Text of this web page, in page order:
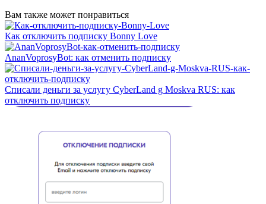
Вам также может понравиться
Как отключить подписку Bonny Love
AnanVoprosyBot: как отменить подписку
Списали деньги за услугу CyberLand g Moskva RUS: как
отключить подписку